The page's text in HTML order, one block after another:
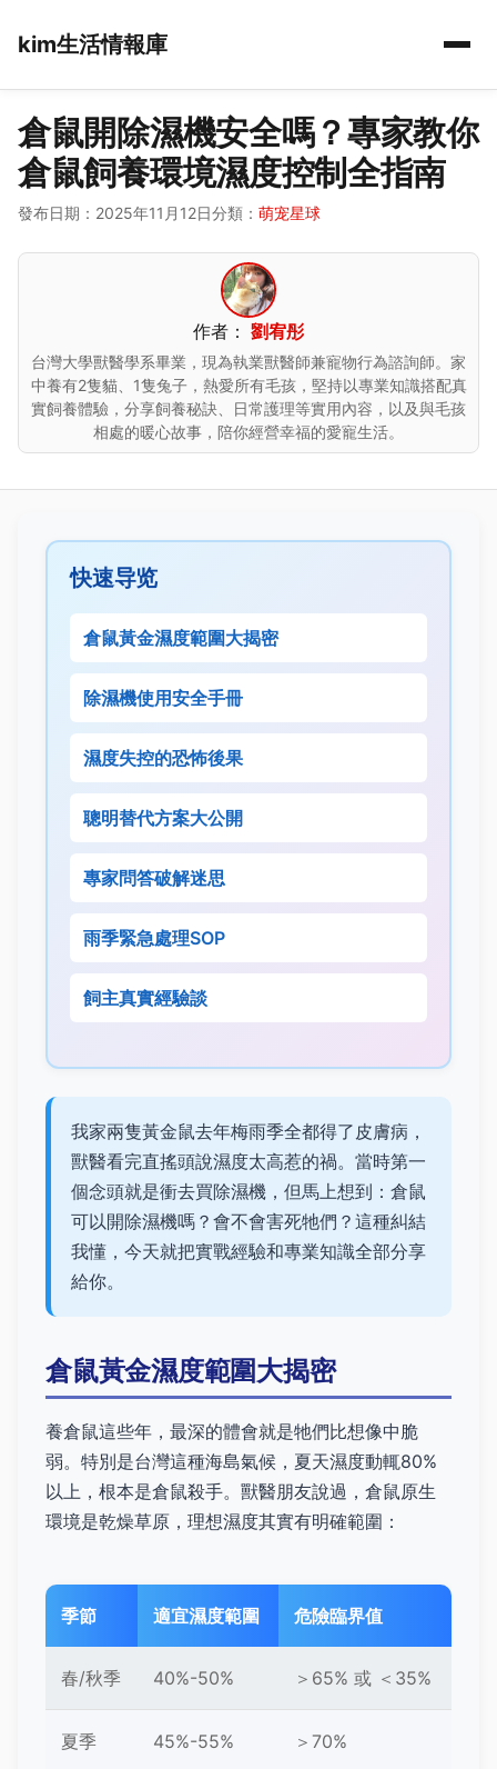
kim生活情報庫
倉鼠開除濕機安全嗎？專家教你
倉鼠飼養環境濕度控制全指南
發布日期：2025年11月12日分類： 萌宠星球
作者： 劉宥彤
台灣大學獸醫學系畢業，現為執業獸醫師兼寵物行為諮詢師。家
中養有2隻貓、1隻兔子，熱愛所有毛孩，堅持以專業知識搭配真
實飼養體驗，分享飼養秘訣、日常護理等實用內容，以及與毛孩
相處的暖心故事，陪你經營幸福的愛寵生活。
快速导览
倉鼠黃金濕度範圍大揭密
除濕機使用安全手冊
濕度失控的恐怖後果
聰明替代方案大公開
專家問答破解迷思
雨季緊急處理SOP
飼主真實經驗談
我家兩隻黃金鼠去年梅雨季全都得了皮膚病，
獸醫看完直搖頭說濕度太高惹的禍。當時第一
個念頭就是衝去買除濕機，但馬上想到：倉鼠
可以開除濕機嗎？會不會害死牠們？這種糾結
我懂，今天就把實戰經驗和專業知識全部分享
給你。
倉鼠黃金濕度範圍大揭密
養倉鼠這些年，最深的體會就是牠們比想像中脆
弱。特別是台灣這種海島氣候，夏天濕度動輒80%
以上，根本是倉鼠殺手。獸醫朋友說過，倉鼠原生
環境是乾燥草原，理想濕度其實有明確範圍：
季節 適宜濕度範圍 危險臨界值
春/秋季 40%-50% ＞65% 或 ＜35%
夏季 45%-55% ＞70%